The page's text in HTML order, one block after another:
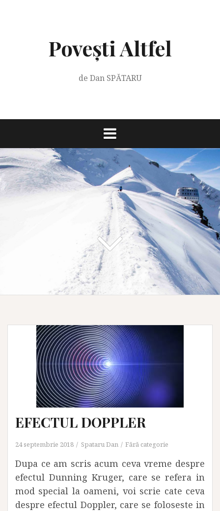
Povești Altfel
de Dan SPĂTARU
EFECTUL DOPPLER
24 septembrie 2018 Spataru Dan Fără categorie
Dupa ce am scris acum ceva vreme despre
efectul Dunning Kruger, care se refera in
mod special la oameni, voi scrie cate ceva
despre efectul Doppler, care se foloseste in